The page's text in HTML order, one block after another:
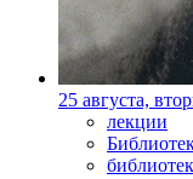
25 августа,
лекции